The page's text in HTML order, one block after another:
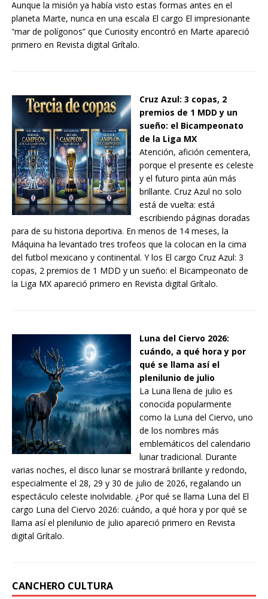
Aunque la misión ya había visto estas formas antes en el
planeta Marte, nunca en una escala El cargo El impresionante
“mar de polígonos” que Curiosity encontró en Marte apareció
primero en Revista digital Grítalo.
Cruz Azul: 3 copas, 2
premios de 1 MDD y un
sueño: el Bicampeonato
de la Liga MX
Atención, afición cementera,
porque el presente es celeste
y el futuro pinta aún más
brillante. Cruz Azul no solo
está de vuelta: está
escribiendo páginas doradas
para de su historia deportiva. En menos de 14 meses, la
Máquina ha levantado tres trofeos que la colocan en la cima
del futbol mexicano y continental. Y los El cargo Cruz Azul: 3
copas, 2 premios de 1 MDD y un sueño: el Bicampeonato de
la Liga MX apareció primero en Revista digital Grítalo.
Luna del Ciervo 2026:
cuándo, a qué hora y por
qué se llama así el
plenilunio de julio
La Luna llena de julio es
conocida popularmente
como la Luna del Ciervo, uno
de los nombres más
emblemáticos del calendario
lunar tradicional. Durante
varias noches, el disco lunar se mostrará brillante y redondo,
especialmente el 28, 29 y 30 de julio de 2026, regalando un
espectáculo celeste inolvidable. ¿Por qué se llama Luna del El
cargo Luna del Ciervo 2026: cuándo, a qué hora y por qué se
llama así el plenilunio de julio apareció primero en Revista
digital Grítalo.
CANCHERO CULTURA